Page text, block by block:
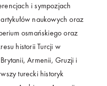
i sympozjach
naukowych oraz
osmańskiego oraz
historii Turcji w
Armenii, Gruzji i
turecki historyk